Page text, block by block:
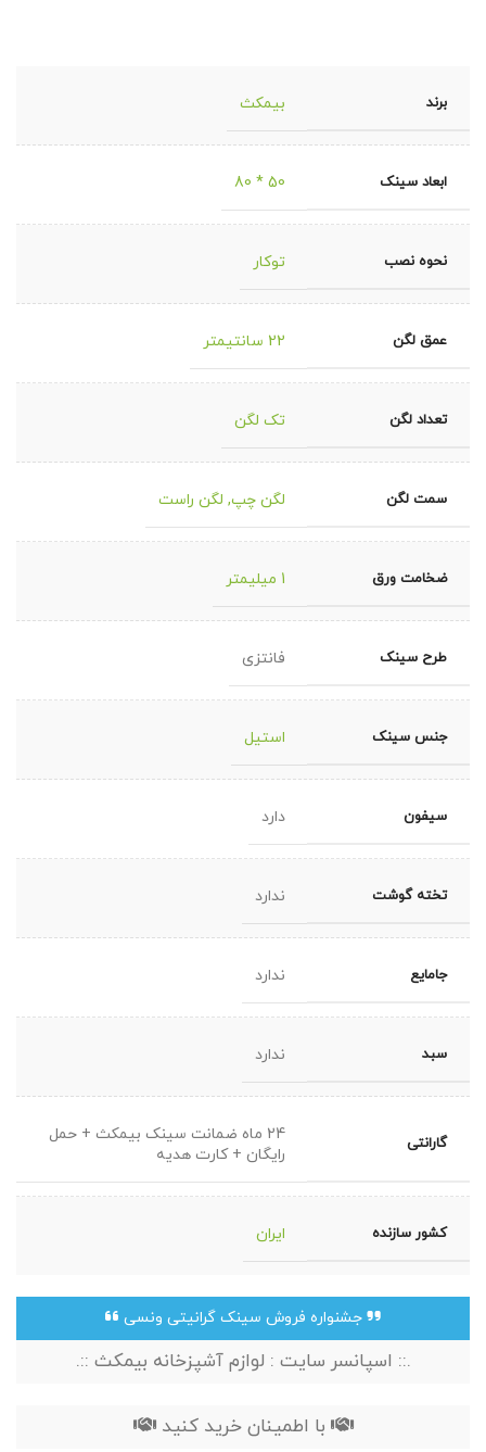
برند بیمکث
ابعاد سینک 50 * 80
نحوه نصب توکار
عمق لگن 22 سانتیمتر
تعداد لگن تک لگن
سمت لگن لگن چپ, لگن راست
ضخامت ورق 1 میلیمتر
طرح سینک فانتزی
جنس سینک استیل
سیفون دارد
تخته گوشت ندارد
جامایع ندارد
سبد ندارد
گارانتی
24 ماه ضمانت سینک بیمکث + حمل
رایگان + کارت هدیه
کشور سازنده ایران
جشنواره فروش سینک گرانیتی ونسی
.:: اسپانسر سایت : لوازم آشپزخانه بیمکث ::.
با اطمینان خرید کنید